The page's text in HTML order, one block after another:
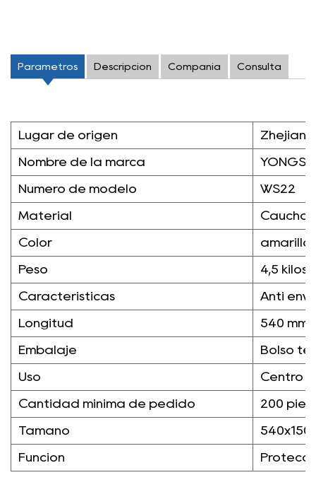
Parámetros Descripción Compañía Consulta
Lugar de origen
Nombre de la marca
Número de modelo WS22
Material Caucho
Color amarillo
Peso 4,5 kilos
Características Anti
Longitud 540 mm
Embalaje Bolso
Uso Centro
Cantidad mínima de pedido 200
Tamaño
Función